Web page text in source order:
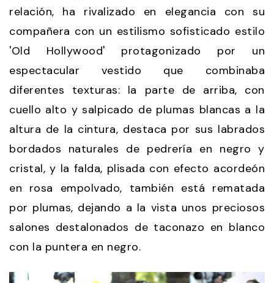
relación, ha rivalizado en elegancia con su
compañera con un estilismo sofisticado estilo
'Old Hollywood' protagonizado por un
espectacular vestido que combinaba
diferentes texturas: la parte de arriba, con
cuello alto y salpicado de plumas blancas a la
altura de la cintura, destaca por sus labrados
bordados naturales de pedrería en negro y
cristal, y la falda, plisada con efecto acordeón
en rosa empolvado, también está rematada
por plumas, dejando a la vista unos preciosos
salones destalonados de taconazo en blanco
con la puntera en negro.